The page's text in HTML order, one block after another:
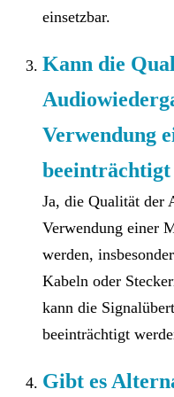
einsetzbar.
Kann die
Verwendung
beeinträchtigt
Ja, die Qualität der
Verwendung einer
werden,
Kabeln oder
kann die
beeinträchtigt
Gibt es